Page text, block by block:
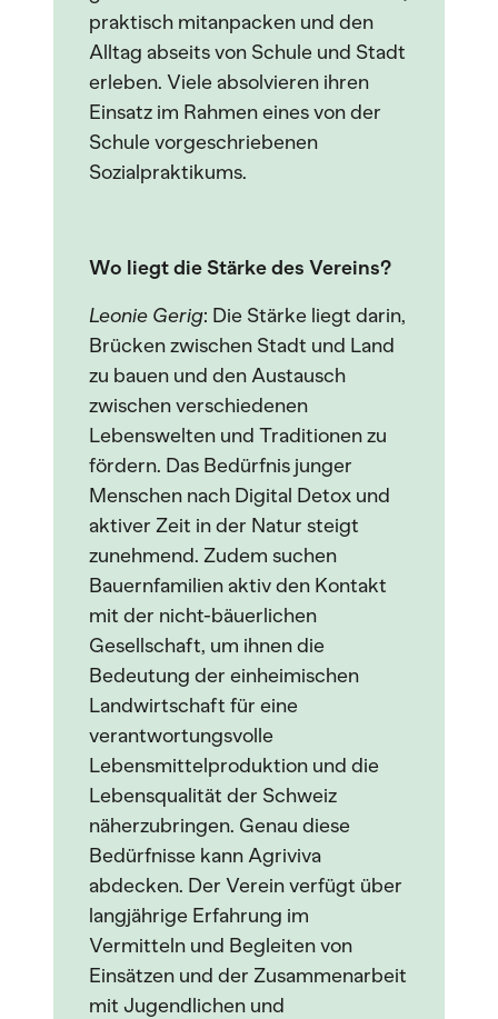
praktisch mitanpacken und den
Alltag abseits von Schule und Stadt
erleben. Viele absolvieren ihren
Einsatz im Rahmen eines von der
Schule vorgeschriebenen
Sozialpraktikums.
Wo liegt die Stärke des Vereins?
Leonie Gerig: Die Stärke liegt darin,
Brücken zwischen Stadt und Land
zu bauen und den Austausch
zwischen verschiedenen
Lebenswelten und Traditionen zu
fördern. Das Bedürfnis junger
Menschen nach Digital Detox und
aktiver Zeit in der Natur steigt
zunehmend. Zudem suchen
Bauernfamilien aktiv den Kontakt
mit der nicht-bäuerlichen
Gesellschaft, um ihnen die
Bedeutung der einheimischen
Landwirtschaft für eine
verantwortungsvolle
Lebensmittelproduktion und die
Lebensqualität der Schweiz
näherzubringen. Genau diese
Bedürfnisse kann Agriviva
abdecken. Der Verein verfügt über
langjährige Erfahrung im
Vermitteln und Begleiten von
Einsätzen und der Zusammenarbeit
mit Jugendlichen und